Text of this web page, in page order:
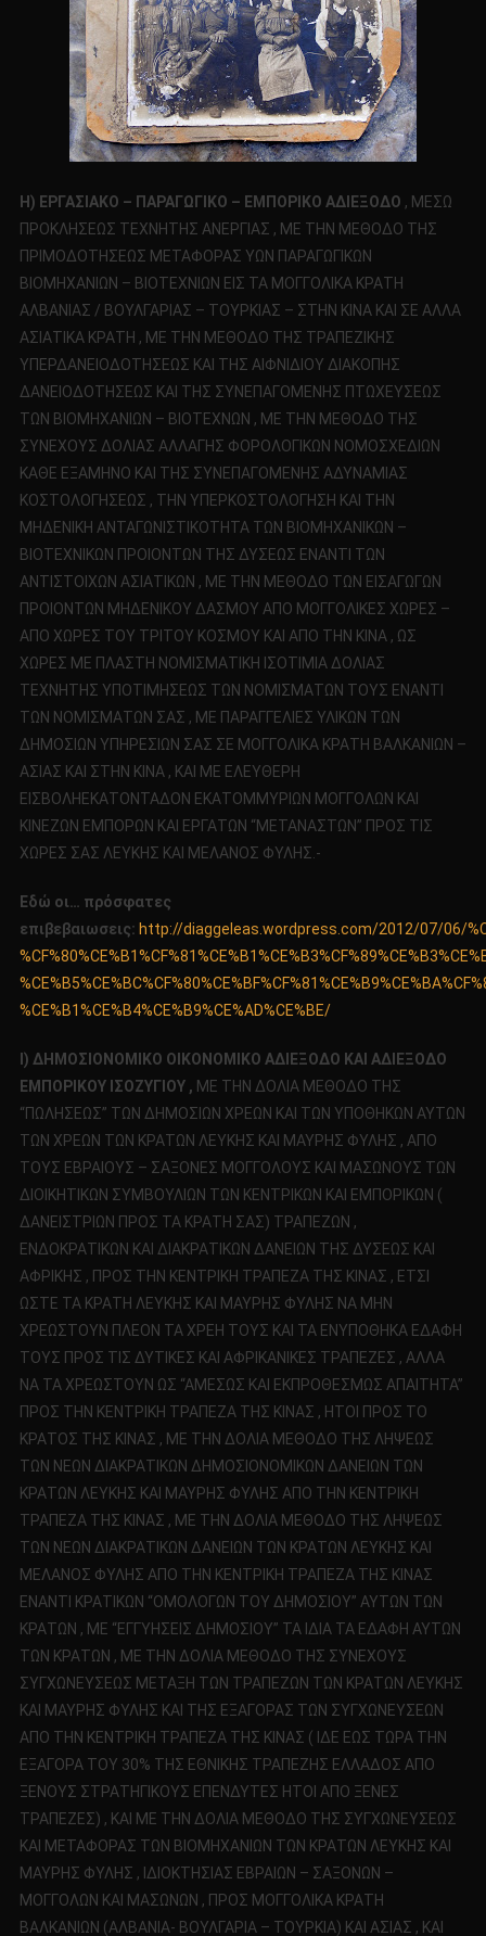
Η) ΕΡΓΑΣΙΑΚΟ – ΠΑΡΑΓΩΓΙΚΟ – ΕΜΠΟΡΙΚΟ ΑΔΙΕΞΟΔΟ , ΜΕΣΩ
ΠΡΟΚΛΗΣΕΩΣ ΤΕΧΝΗΤΗΣ ΑΝΕΡΓΙΑΣ , ΜΕ ΤΗΝ ΜΕΘΟΔΟ ΤΗΣ
ΠΡΙΜΟΔΟΤΗΣΕΩΣ ΜΕΤΑΦΟΡΑΣ ΥΩΝ ΠΑΡΑΓΩΓΙΚΩΝ
ΒΙΟΜΗΧΑΝΙΩΝ – ΒΙΟΤΕΧΝΙΩΝ ΕΙΣ ΤΑ ΜΟΓΓΟΛΙΚΑ ΚΡΑΤΗ
ΑΛΒΑΝΙΑΣ / ΒΟΥΛΓΑΡΙΑΣ – ΤΟΥΡΚΙΑΣ – ΣΤΗΝ ΚΙΝΑ ΚΑΙ ΣΕ ΑΛΛΑ
ΑΣΙΑΤΙΚΑ ΚΡΑΤΗ , ΜΕ ΤΗΝ ΜΕΘΟΔΟ ΤΗΣ ΤΡΑΠΕΖΙΚΗΣ
ΥΠΕΡΔΑΝΕΙΟΔΟΤΗΣΕΩΣ ΚΑΙ ΤΗΣ ΑΙΦΝΙΔΙΟΥ ΔΙΑΚΟΠΗΣ
ΔΑΝΕΙΟΔΟΤΗΣΕΩΣ ΚΑΙ ΤΗΣ ΣΥΝΕΠΑΓΟΜΕΝΗΣ ΠΤΩΧΕΥΣΕΩΣ
ΤΩΝ ΒΙΟΜΗΧΑΝΙΩΝ – ΒΙΟΤΕΧΝΩΝ , ΜΕ ΤΗΝ ΜΕΘΟΔΟ ΤΗΣ
ΣΥΝΕΧΟΥΣ ΔΟΛΙΑΣ ΑΛΛΑΓΗΣ ΦΟΡΟΛΟΓΙΚΩΝ ΝΟΜΟΣΧΕΔΙΩΝ
ΚΑΘΕ ΕΞΑΜΗΝΟ ΚΑΙ ΤΗΣ ΣΥΝΕΠΑΓΟΜΕΝΗΣ ΑΔΥΝΑΜΙΑΣ
ΚΟΣΤΟΛΟΓΗΣΕΩΣ , ΤΗΝ ΥΠΕΡΚΟΣΤΟΛΟΓΗΣΗ ΚΑΙ ΤΗΝ
ΜΗΔΕΝΙΚΗ ΑΝΤΑΓΩΝΙΣΤΙΚΟΤΗΤΑ ΤΩΝ ΒΙΟΜΗΧΑΝΙΚΩΝ –
ΒΙΟΤΕΧΝΙΚΩΝ ΠΡΟΙΟΝΤΩΝ ΤΗΣ ΔΥΣΕΩΣ ΕΝΑΝΤΙ ΤΩΝ
ΑΝΤΙΣΤΟΙΧΩΝ ΑΣΙΑΤΙΚΩΝ , ΜΕ ΤΗΝ ΜΕΘΟΔΟ ΤΩΝ ΕΙΣΑΓΩΓΩΝ
ΠΡΟΙΟΝΤΩΝ ΜΗΔΕΝΙΚΟΥ ΔΑΣΜΟΥ ΑΠΟ ΜΟΓΓΟΛΙΚΕΣ ΧΩΡΕΣ –
ΑΠΟ ΧΩΡΕΣ ΤΟΥ ΤΡΙΤΟΥ ΚΟΣΜΟΥ ΚΑΙ ΑΠΟ ΤΗΝ ΚΙΝΑ , ΩΣ
ΧΩΡΕΣ ΜΕ ΠΛΑΣΤΗ ΝΟΜΙΣΜΑΤΙΚΗ ΙΣΟΤΙΜΙΑ ΔΟΛΙΑΣ
ΤΕΧΝΗΤΗΣ ΥΠΟΤΙΜΗΣΕΩΣ ΤΩΝ ΝΟΜΙΣΜΑΤΩΝ ΤΟΥΣ ΕΝΑΝΤΙ
ΤΩΝ ΝΟΜΙΣΜΑΤΩΝ ΣΑΣ , ΜΕ ΠΑΡΑΓΓΕΛΙΕΣ ΥΛΙΚΩΝ ΤΩΝ
ΔΗΜΟΣΙΩΝ ΥΠΗΡΕΣΙΩΝ ΣΑΣ ΣΕ ΜΟΓΓΟΛΙΚΑ ΚΡΑΤΗ ΒΑΛΚΑΝΙΩΝ –
ΑΣΙΑΣ ΚΑΙ ΣΤΗΝ ΚΙΝΑ , ΚΑΙ ΜΕ ΕΛΕΥΘΕΡΗ
ΕΙΣΒΟΛΗΕΚΑΤΟΝΤΑΔΟΝ ΕΚΑΤΟΜΜΥΡΙΩΝ ΜΟΓΓΟΛΩΝ ΚΑΙ
ΚΙΝΕΖΩΝ ΕΜΠΟΡΩΝ ΚΑΙ ΕΡΓΑΤΩΝ “ΜΕΤΑΝΑΣΤΩΝ” ΠΡΟΣ ΤΙΣ
ΧΩΡΕΣ ΣΑΣ ΛΕΥΚΗΣ ΚΑΙ ΜΕΛΑΝΟΣ ΦΥΛΗΣ.-
Εδώ οι… πρόσφατες
επιβεβαιωσεις: http://diaggeleas.wordpress.com/2012/07/06/
%CE%B1%CE%B4%CE%B9%CE%AD%CE%BE/
Ι) ΔΗΜΟΣΙΟΝΟΜΙΚΟ ΟΙΚΟΝΟΜΙΚΟ ΑΔΙΕΞΟΔΟ ΚΑΙ ΑΔΙΕΞΟΔΟ
ΕΜΠΟΡΙΚΟΥ ΙΣΟΖΥΓΙΟΥ , ΜΕ ΤΗΝ ΔΟΛΙΑ ΜΕΘΟΔΟ ΤΗΣ
“ΠΩΛΗΣΕΩΣ” ΤΩΝ ΔΗΜΟΣΙΩΝ ΧΡΕΩΝ ΚΑΙ ΤΩΝ ΥΠΟΘΗΚΩΝ ΑΥΤΩΝ
ΤΩΝ ΧΡΕΩΝ ΤΩΝ ΚΡΑΤΩΝ ΛΕΥΚΗΣ ΚΑΙ ΜΑΥΡΗΣ ΦΥΛΗΣ , ΑΠΟ
ΤΟΥΣ ΕΒΡΑΙΟΥΣ – ΣΑΞΟΝΕΣ ΜΟΓΓΟΛΟΥΣ ΚΑΙ ΜΑΣΩΝΟΥΣ ΤΩΝ
ΔΙΟΙΚΗΤΙΚΩΝ ΣΥΜΒΟΥΛΙΩΝ ΤΩΝ ΚΕΝΤΡΙΚΩΝ ΚΑΙ ΕΜΠΟΡΙΚΩΝ (
ΔΑΝΕΙΣΤΡΙΩΝ ΠΡΟΣ ΤΑ ΚΡΑΤΗ ΣΑΣ) ΤΡΑΠΕΖΩΝ ,
ΕΝΔΟΚΡΑΤΙΚΩΝ ΚΑΙ ΔΙΑΚΡΑΤΙΚΩΝ ΔΑΝΕΙΩΝ ΤΗΣ ΔΥΣΕΩΣ ΚΑΙ
ΑΦΡΙΚΗΣ , ΠΡΟΣ ΤΗΝ ΚΕΝΤΡΙΚΗ ΤΡΑΠΕΖΑ ΤΗΣ ΚΙΝΑΣ , ΕΤΣΙ
ΩΣΤΕ ΤΑ ΚΡΑΤΗ ΛΕΥΚΗΣ ΚΑΙ ΜΑΥΡΗΣ ΦΥΛΗΣ ΝΑ ΜΗΝ
ΧΡΕΩΣΤΟΥΝ ΠΛΕΟΝ ΤΑ ΧΡΕΗ ΤΟΥΣ ΚΑΙ ΤΑ ΕΝΥΠΟΘΗΚΑ ΕΔΑΦΗ
ΤΟΥΣ ΠΡΟΣ ΤΙΣ ΔΥΤΙΚΕΣ ΚΑΙ ΑΦΡΙΚΑΝΙΚΕΣ ΤΡΑΠΕΖΕΣ , ΑΛΛΑ
ΝΑ ΤΑ ΧΡΕΩΣΤΟΥΝ ΩΣ “ΑΜΕΣΩΣ ΚΑΙ ΕΚΠΡΟΘΕΣΜΩΣ ΑΠΑΙΤΗΤΑ”
ΠΡΟΣ ΤΗΝ ΚΕΝΤΡΙΚΗ ΤΡΑΠΕΖΑ ΤΗΣ ΚΙΝΑΣ , ΗΤΟΙ ΠΡΟΣ ΤΟ
ΚΡΑΤΟΣ ΤΗΣ ΚΙΝΑΣ , ΜΕ ΤΗΝ ΔΟΛΙΑ ΜΕΘΟΔΟ ΤΗΣ ΛΗΨΕΩΣ
ΤΩΝ ΝΕΩΝ ΔΙΑΚΡΑΤΙΚΩΝ ΔΗΜΟΣΙΟΝΟΜΙΚΩΝ ΔΑΝΕΙΩΝ ΤΩΝ
ΚΡΑΤΩΝ ΛΕΥΚΗΣ ΚΑΙ ΜΑΥΡΗΣ ΦΥΛΗΣ ΑΠΟ ΤΗΝ ΚΕΝΤΡΙΚΗ
ΤΡΑΠΕΖΑ ΤΗΣ ΚΙΝΑΣ , ΜΕ ΤΗΝ ΔΟΛΙΑ ΜΕΘΟΔΟ ΤΗΣ ΛΗΨΕΩΣ
ΤΩΝ ΝΕΩΝ ΔΙΑΚΡΑΤΙΚΩΝ ΔΑΝΕΙΩΝ ΤΩΝ ΚΡΑΤΩΝ ΛΕΥΚΗΣ ΚΑΙ
ΜΕΛΑΝΟΣ ΦΥΛΗΣ ΑΠΟ ΤΗΝ ΚΕΝΤΡΙΚΗ ΤΡΑΠΕΖΑ ΤΗΣ ΚΙΝΑΣ
ΕΝΑΝΤΙ ΚΡΑΤΙΚΩΝ “ΟΜΟΛΟΓΩΝ ΤΟΥ ΔΗΜΟΣΙΟΥ” ΑΥΤΩΝ ΤΩΝ
ΚΡΑΤΩΝ , ΜΕ “ΕΓΓΥΗΣΕΙΣ ΔΗΜΟΣΙΟΥ” ΤΑ ΙΔΙΑ ΤΑ ΕΔΑΦΗ ΑΥΤΩΝ
ΤΩΝ ΚΡΑΤΩΝ , ΜΕ ΤΗΝ ΔΟΛΙΑ ΜΕΘΟΔΟ ΤΗΣ ΣΥΝΕΧΟΥΣ
ΣΥΓΧΩΝΕΥΣΕΩΣ ΜΕΤΑΞΗ ΤΩΝ ΤΡΑΠΕΖΩΝ ΤΩΝ ΚΡΑΤΩΝ ΛΕΥΚΗΣ
ΚΑΙ ΜΑΥΡΗΣ ΦΥΛΗΣ ΚΑΙ ΤΗΣ ΕΞΑΓΟΡΑΣ ΤΩΝ ΣΥΓΧΩΝΕΥΣΕΩΝ
ΑΠΟ ΤΗΝ ΚΕΝΤΡΙΚΗ ΤΡΑΠΕΖΑ ΤΗΣ ΚΙΝΑΣ ( ΙΔΕ ΕΩΣ ΤΩΡΑ ΤΗΝ
ΕΞΑΓΟΡΑ ΤΟΥ 30% ΤΗΣ ΕΘΝΙΚΗΣ ΤΡΑΠΕΖΗΣ ΕΛΛΑΔΟΣ ΑΠΟ
ΞΕΝΟΥΣ ΣΤΡΑΤΗΓΙΚΟΥΣ ΕΠΕΝΔΥΤΕΣ ΗΤΟΙ ΑΠΟ ΞΕΝΕΣ
ΤΡΑΠΕΖΕΣ) , ΚΑΙ ΜΕ ΤΗΝ ΔΟΛΙΑ ΜΕΘΟΔΟ ΤΗΣ ΣΥΓΧΩΝΕΥΣΕΩΣ
ΚΑΙ ΜΕΤΑΦΟΡΑΣ ΤΩΝ ΒΙΟΜΗΧΑΝΙΩΝ ΤΩΝ ΚΡΑΤΩΝ ΛΕΥΚΗΣ ΚΑΙ
ΜΑΥΡΗΣ ΦΥΛΗΣ , ΙΔΙΟΚΤΗΣΙΑΣ ΕΒΡΑΙΩΝ – ΣΑΞΟΝΩΝ –
ΜΟΓΓΟΛΩΝ ΚΑΙ ΜΑΣΩΝΩΝ , ΠΡΟΣ ΜΟΓΓΟΛΙΚΑ ΚΡΑΤΗ
ΒΑΛΚΑΝΙΩΝ (ΑΛΒΑΝΙΑ- ΒΟΥΛΓΑΡΙΑ – ΤΟΥΡΚΙΑ) ΚΑΙ ΑΣΙΑΣ , ΚΑΙ